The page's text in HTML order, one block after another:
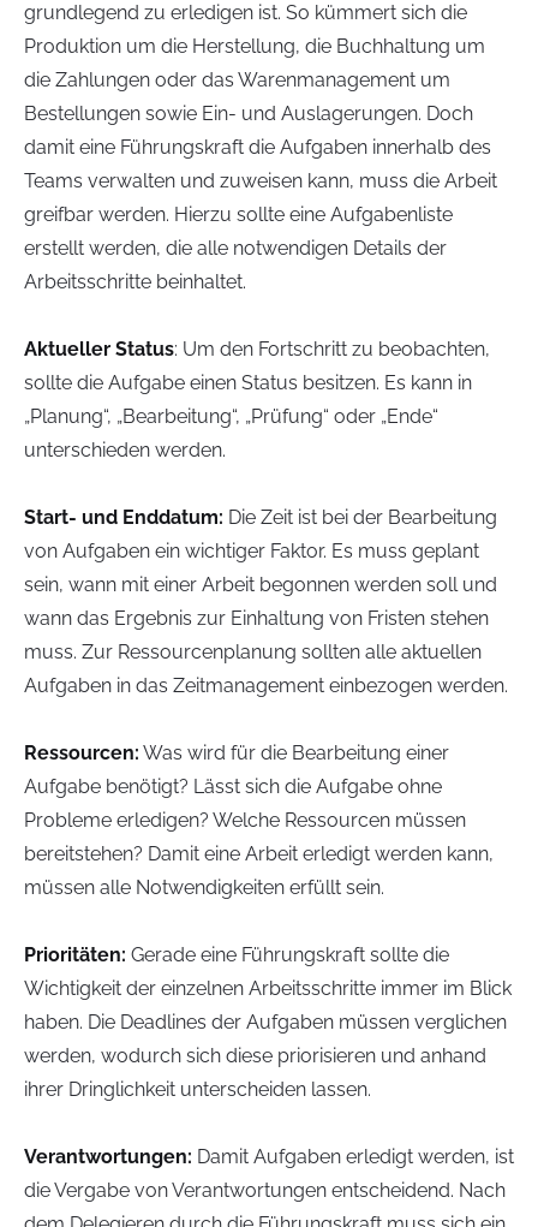
grundlegend zu erledigen ist. So kümmert sich die
Produktion um die Herstellung, die Buchhaltung um
die Zahlungen oder das Warenmanagement um
Bestellungen sowie Ein- und Auslagerungen. Doch
damit eine Führungskraft die Aufgaben innerhalb des
Teams verwalten und zuweisen kann, muss die Arbeit
greifbar werden. Hierzu sollte eine Aufgabenliste
erstellt werden, die alle notwendigen Details der
Arbeitsschritte beinhaltet.
Aktueller Status: Um den Fortschritt zu beobachten,
sollte die Aufgabe einen Status besitzen. Es kann in
„Planung“, „Bearbeitung“, „Prüfung“ oder „Ende“
unterschieden werden.
Start- und Enddatum: Die Zeit ist bei der Bearbeitung
von Aufgaben ein wichtiger Faktor. Es muss geplant
sein, wann mit einer Arbeit begonnen werden soll und
wann das Ergebnis zur Einhaltung von Fristen stehen
muss. Zur Ressourcenplanung sollten alle aktuellen
Aufgaben in das Zeitmanagement einbezogen werden.
Ressourcen: Was wird für die Bearbeitung einer
Aufgabe benötigt? Lässt sich die Aufgabe ohne
Probleme erledigen? Welche Ressourcen müssen
bereitstehen? Damit eine Arbeit erledigt werden kann,
müssen alle Notwendigkeiten erfüllt sein.
Prioritäten: Gerade eine Führungskraft sollte die
Wichtigkeit der einzelnen Arbeitsschritte immer im Blick
haben. Die Deadlines der Aufgaben müssen verglichen
werden, wodurch sich diese priorisieren und anhand
ihrer Dringlichkeit unterscheiden lassen.
Verantwortungen: Damit Aufgaben erledigt werden, ist
die Vergabe von Verantwortungen entscheidend. Nach